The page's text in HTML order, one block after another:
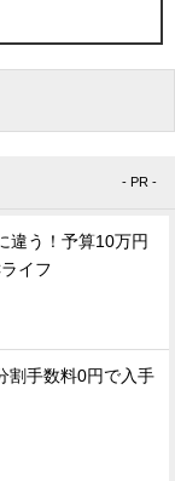
- PR -
違う！予算10万円
イフ
割手数料0円で入手